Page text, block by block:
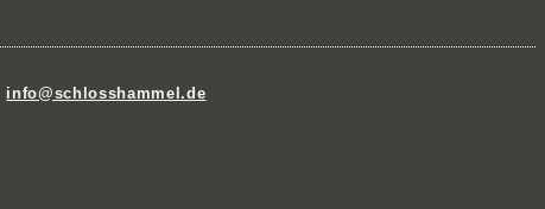
info@schlosshammel.de